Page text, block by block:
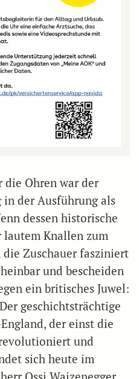
die Ohren war der
der Ausführung als
dessen historische
Knallen zum
Zuschauer fasziniert
und bescheiden
ein britisches Juwel:
geschichtsträchtige
der einst die
und
sich heute im